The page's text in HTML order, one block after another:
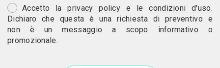
Accetto laprivacy policy e lecondizioni d'uso.
Dichiaro che questa è una richiesta di preventivo e
non è un messaggio a scopo informativo o
promozionale.